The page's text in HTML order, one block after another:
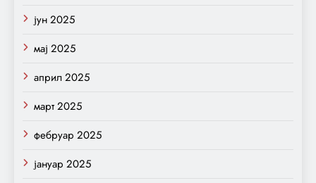
јун 2025
мај 2025
април 2025
март 2025
фебруар 2025
јануар 2025